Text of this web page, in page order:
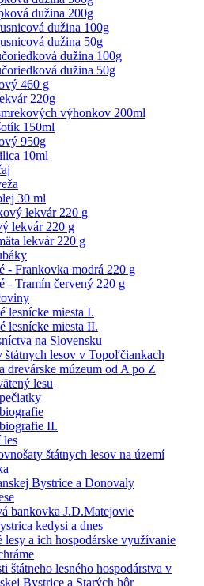
dužina 200g
dužina 100g
dužina 50g
dužina 100g
dužina 50g
460 g
220g
výhonkov 200ml
150ml
950g
10ml
30 ml
lekvár 220 g
lekvár 220 g
lekvár 220 g
- Frankovka modrá 220 g
- Tramín červený 220 g
lesnícke miesta I.
lesnícke miesta II.
na Slovensku
štátnych lesov v Topoľčiankach
drevárske múzeum od A po Z
lesu
II.
les
štátnych lesov na území
Bystrice a Donovaly
bankovka J.D.Matejovie
kedysi a dnes
lesy a ich hospodárske využívanie
štátneho lesného hospodárstva v
Bystrice a Starých hôr